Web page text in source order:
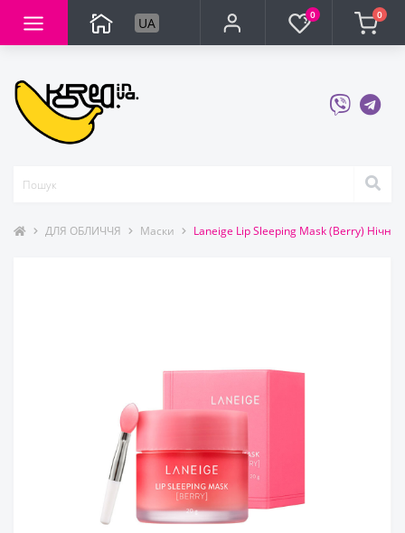
UA 0 0
ДЛЯ ОБЛИЧЧЯ Маски Laneige Lip Sleeping Mask (Berry) Нічна